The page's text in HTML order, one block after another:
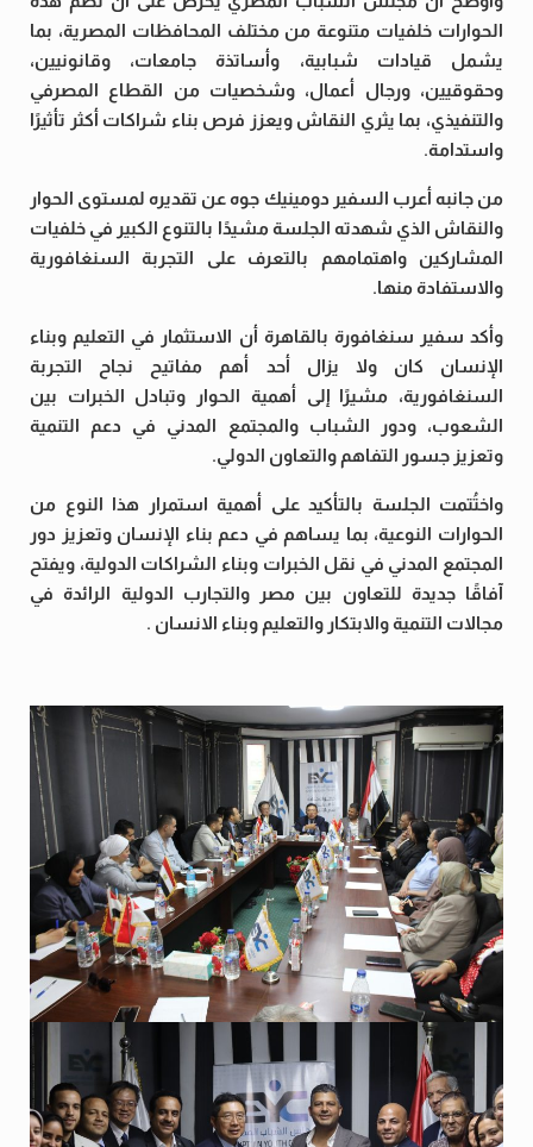
الحوارات خلفيات متنوعة من مختلف المحافظات المصرية، بما
يشمل قيادات شبابية، وأساتذة جامعات، وقانونيين،
وحقوقيين، ورجال أعمال، وشخصيات من القطاع المصرفي
والتنفيذي، بما يثري النقاش ويعزز فرص بناء شراكات أكثر تأثيرًا
واستدامة.
من جانبه أعرب السفير دومينيك جوه عن تقديره لمستوى الحوار
والنقاش الذي شهدته الجلسة مشيدًا بالتنوع الكبير في خلفيات
المشاركين واهتمامهم بالتعرف على التجربة السنغافورية
والاستفادة منها.
وأكد سفير سنغافورة بالقاهرة أن الاستثمار في التعليم وبناء
الإنسان كان ولا يزال أحد أهم مفاتيح نجاح التجربة
السنغافورية، مشيرًا إلى أهمية الحوار وتبادل الخبرات بين
الشعوب، ودور الشباب والمجتمع المدني في دعم التنمية
وتعزيز جسور التفاهم والتعاون الدولي.
واختُتمت الجلسة بالتأكيد على أهمية استمرار هذا النوع من
الحوارات النوعية، بما يساهم في دعم بناء الإنسان وتعزيز دور
المجتمع المدني في نقل الخبرات وبناء الشراكات الدولية، ويفتح
آفاقًا جديدة للتعاون بين مصر والتجارب الدولية الرائدة في
مجالات التنمية والابتكار والتعليم وبناء الانسان .